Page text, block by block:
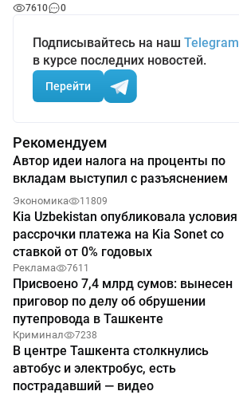
7610 0
Подписывайтесь на наш Telegram
в курсе последних новостей.
Перейти
Рекомендуем
Автор идеи налога на проценты по
вкладам выступил с разъяснением
Экономика 11809
Kia Uzbekistan опубликовала условия
рассрочки платежа на Kia Sonet со
ставкой от 0% годовых
Реклама 7611
Присвоено 7,4 млрд сумов: вынесен
приговор по делу об обрушении
путепровода в Ташкенте
Криминал 7238
В центре Ташкента столкнулись
автобус и электробус, есть
пострадавший — видео